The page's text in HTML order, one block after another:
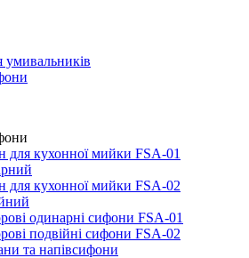
для кухонної мийки FSA-01
для кухонної мийки FSA-02
одинарні сифони FSA-01
подвійні сифони FSA-02
та напівсифони